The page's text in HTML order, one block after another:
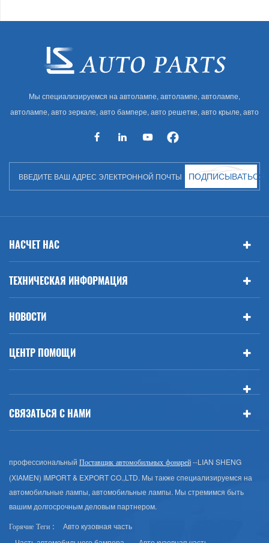
Мы специализируемся на автолампе, автолампе, автолампе,
автолампе, авто зеркале, авто бампере, авто решетке, авто крыле, авто
автозапчастей для Audi, VW, Benz, BMW
ПОДПИСЫВАТЬСЯ
НАСЧЕТ НАС
ТЕХНИЧЕСКАЯ ИНФОРМАЦИЯ
НОВОСТИ
ЦЕНТР ПОМОЩИ
СВЯЗАТЬСЯ С НАМИ
профессиональный Поставщик автомобильных фонарей--LIAN SHENG
(XIAMEN) IMPORT & EXPORT CO.,LTD. Мы также специализируемся на
автомобильные лампы, автомобильные лампы. Мы стремимся быть
вашим долгосрочным деловым партнером.
Горячие Теги :
Авто кузовная часть